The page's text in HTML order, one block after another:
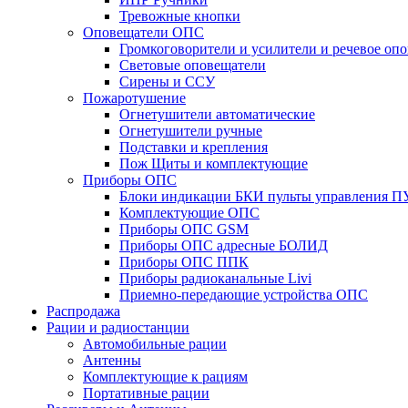
Тревожные кнопки
Оповещатели ОПС
Громкоговорители и усилители и речевое
Световые оповещатели
Сирены и ССУ
Пожаротушение
Огнетушители автоматические
Огнетушители ручные
Подставки и крепления
Пож Щиты и комплектующие
Приборы ОПС
Блоки индикации БКИ пульты управления
Комплектующие ОПС
Приборы ОПС GSM
Приборы ОПС адресные БОЛИД
Приборы ОПС ППК
Приборы радиоканальные Livi
Приемно-передающие устройства ОПС
Распродажа
Рации и радиостанции
Автомобильные рации
Антенны
Комплектующие к рациям
Портативные рации